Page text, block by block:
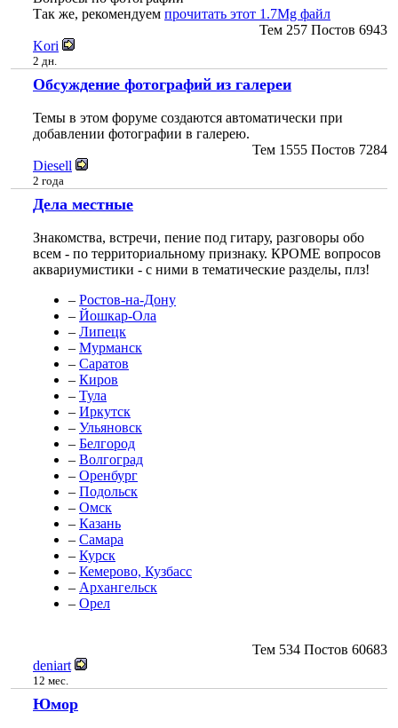
Так же, рекомендуем прочитать этот 1.7Mg файл
Тем 257 Постов 6943
Kori
2 дн.
Обсуждение фотографий из галереи
Темы в этом форуме создаются автоматически при
добавлении фотографии в галерею.
Тем 1555 Постов 7284
Diesell
2 года
Дела местные
Знакомства, встречи, пение под гитару, разговоры обо
всем - по территориальному признаку. КРОМЕ вопросов
аквариумистики - с ними в тематические разделы, плз!
– Ростов-на-Дону
– Йошкар-Ола
– Липецк
– Мурманск
– Саратов
– Киров
– Тула
– Иркутск
– Ульяновск
– Белгород
– Волгоград
– Оренбург
– Подольск
– Омск
– Казань
– Самара
– Курск
– Кемерово, Кузбасс
– Архангельск
– Орел
Тем 534 Постов 60683
deniart
12 мес.
Юмор